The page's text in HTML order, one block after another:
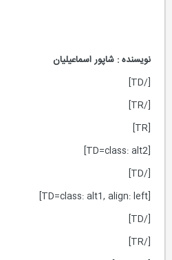
نویسنده : شاپور اسماعيليان